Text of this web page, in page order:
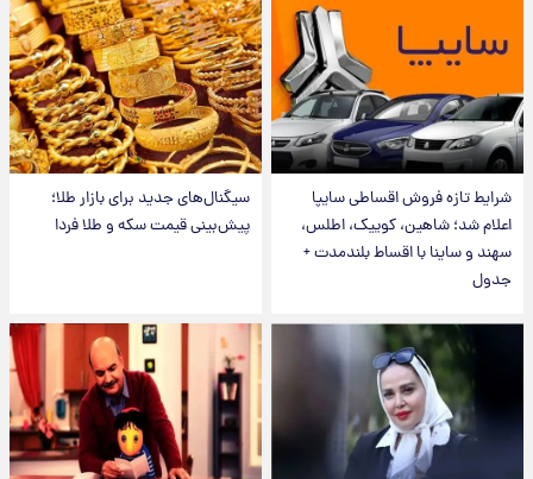
شرایط تازه فروش اقساطی سایپا
اعلام شد؛ شاهین، کوییک، اطلس،
سهند و ساینا با اقساط بلندمدت +
جدول
سیگنال‌های جدید برای بازار طلا؛
پیش‌بینی قیمت سکه و طلا فردا